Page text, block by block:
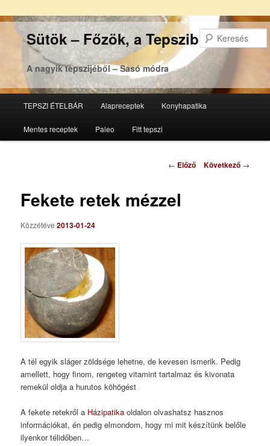
Sütök – Főzök, a Tepsziből
A nagyik tepszijéből – Sasó módra
Tovább
az
Tovább
a
TEPSZI ÉTELBÁR Alapreceptek Konyhapatika
Mentes receptek Paleo Fitt tepszi
Bejegyzés
← Előző Következő →
Fekete retek mézzel
Közzétéve2013-01-24
A tél egyik sláger zöldsége lehetne, de kevesen ismerik. Pedig
amellett, hogy finom, rengeteg vitamint tartalmaz és kivonata
remekül oldja a hurutos köhögést
A fekete retekről a Házipatika oldalon olvashatsz hasznos
információkat, én pedig elmondom, hogy mi mit készítünk belőle
ilyenkor télidőben…